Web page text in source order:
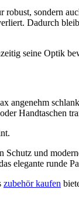
sondern
Dadurch
seine Optik
angenehm
Handtaschen
und
elegante runde
zubehör kaufen